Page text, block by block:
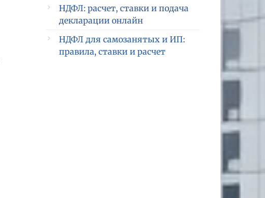
НДФЛ: расчет, ставки и подача
декларации онлайн
НДФЛ для самозанятых и ИП:
правила, ставки и расчет